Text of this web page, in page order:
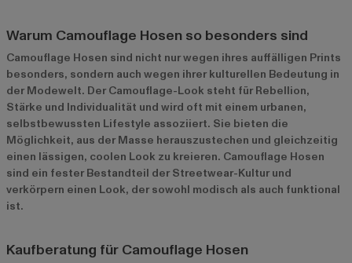
Warum Camouflage Hosen so besonders sind
Camouflage Hosen sind nicht nur wegen ihres auffälligen Prints
besonders, sondern auch wegen ihrer kulturellen Bedeutung in
der Modewelt. Der Camouflage-Look steht für Rebellion,
Stärke und Individualität und wird oft mit einem urbanen,
selbstbewussten Lifestyle assoziiert. Sie bieten die
Möglichkeit, aus der Masse herauszustechen und gleichzeitig
einen lässigen, coolen Look zu kreieren. Camouflage Hosen
sind ein fester Bestandteil der Streetwear-Kultur und
verkörpern einen Look, der sowohl modisch als auch funktional
ist.
Kaufberatung für Camouflage Hosen